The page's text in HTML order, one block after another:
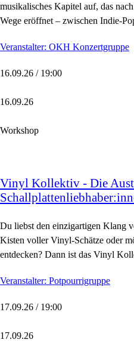
musikalisches Kapitel auf, das
Wege eröffnet – zwischen Indie-
Veranstalter: OKH Konzertgruppe
16.09.26 / 19:00
16.09.26
Workshop
Vinyl Kollektiv - Die
Du liebst den einzigartigen Klang
Kisten voller Vinyl-Schätze oder
entdecken? Dann ist das Vinyl
Veranstalter: Potpourrigruppe
17.09.26 / 19:00
17.09.26